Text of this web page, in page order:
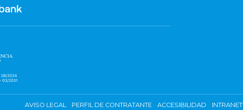
AVISO LEGAL PERFIL DE CONTRATANTE ACCESIBILIDAD INTRANET